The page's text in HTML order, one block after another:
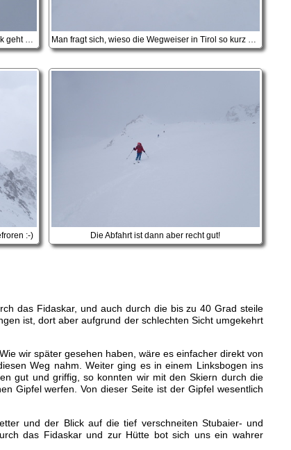
:-) Die Abfahrt ist dann aber recht gut!
das Fidaskar, und auch durch die bis zu 40 Grad steile
ist, dort aber aufgrund der schlechten Sicht umgekehrt
wir später gesehen haben, wäre es einfacher direkt von
Weg nahm. Weiter ging es in einem Linksbogen ins
gut und griffig, so konnten wir mit den Skiern durch die
Gipfel werfen. Von dieser Seite ist der Gipfel wesentlich
und der Blick auf die tief verschneiten Stubaier- und
das Fidaskar und zur Hütte bot sich uns ein wahrer